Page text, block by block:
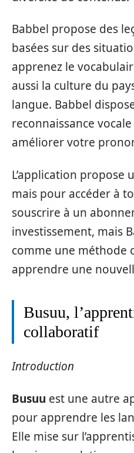
Babbel propose des
basées sur des
apprenez le
aussi la culture du
langue. Babbel
reconnaissance
améliorer votre
L’application propose
mais pour accéder à
souscrire à un
investissement, mais
comme une méthode
apprendre une
Busuu,
collaboratif
Introduction
Busuu est une autre
pour apprendre les
Elle mise sur